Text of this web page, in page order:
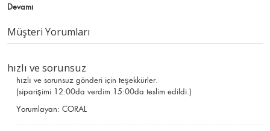
Devamı
Müşteri Yorumları
hızlı ve sorunsuz
hızlı ve sorunsuz gönderi için teşekkürler.
(siparişimi 12:00da verdim 15:00da teslim edildi.)
Yorumlayan: CORAL